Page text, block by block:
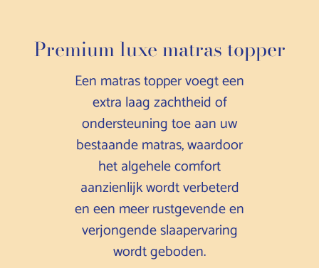
Premium luxe matras topper
Een matras topper voegt een
extra laag zachtheid of
ondersteuning toe aan uw
bestaande matras, waardoor
het algehele comfort
aanzienlijk wordt verbeterd
en een meer rustgevende en
verjongende slaapervaring
wordt geboden.